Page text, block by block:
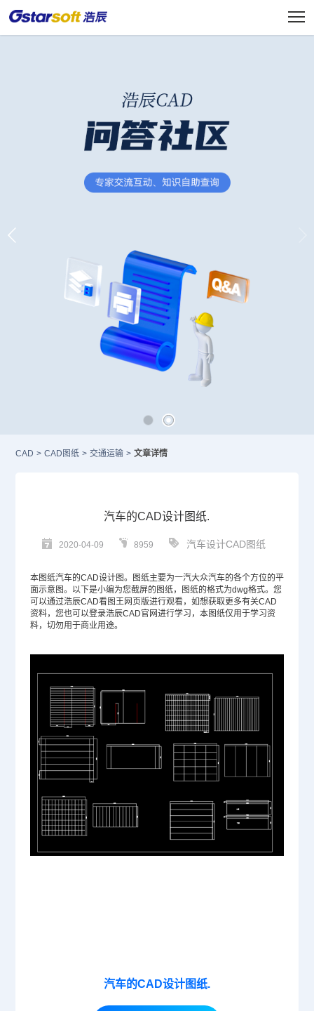
CAD > CAD图纸 > 交通运输 > 文章详情
汽车的CAD设计图纸.
2020-04-09 8959 汽车设计CAD图纸
本图纸汽车的CAD设计图。图纸主要为一汽大众汽车的各个方位的平
面示意图。以下是小编为您截屏的图纸，图纸的格式为dwg格式。您
可以通过浩辰CAD看图王网页版进行观看，如想获取更多有关CAD
资料，您也可以登录浩辰CAD官网进行学习，本图纸仅用于学习资
料，切勿用于商业用途。
汽车的CAD设计图纸.